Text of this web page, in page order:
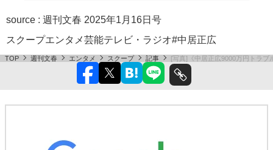
source : 週刊文春 2025年1月16日号
スクープエンタメ芸能テレビ・ラジオ#中居正広
TOP 週刊文春 エンタメ スクープ 記事 [写真]《中居正広9000万円トラブ